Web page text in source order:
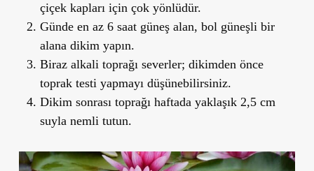
çiçek kapları için çok yönlüdür.
Günde en az 6 saat güneş alan, bol güneşli bir
alana dikim yapın.
Biraz alkali toprağı severler; dikimden önce
toprak testi yapmayı düşünebilirsiniz.
Dikim sonrası toprağı haftada yaklaşık 2,5 cm
suyla nemli tutun.